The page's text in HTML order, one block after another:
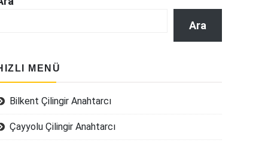
Ara
MENÜ
Bilkent Çilingir Anahtarcı
Çayyolu Çilingir Anahtarcı